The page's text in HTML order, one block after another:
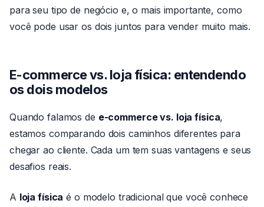
para seu tipo de negócio e, o mais importante, como
você pode usar os dois juntos para vender muito mais.
E-commerce vs. loja física: entendendo
os dois modelos
Quando falamos de e-commerce vs. loja física,
estamos comparando dois caminhos diferentes para
chegar ao cliente. Cada um tem suas vantagens e seus
desafios reais.
A loja física é o modelo tradicional que você conhece